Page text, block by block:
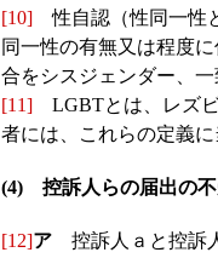
[10] 性自認（性同一性
同一性の有無又は程度
合をシスジェンダー、
[11] LGBTとは、レズ
者には、これらの定義に
(4) 控訴人らの届出の不
[12]ア 控訴人ａと控訴